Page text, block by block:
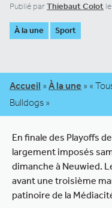
Publié parThiebaut Colot
À la une Sport
Accueil » À la une » «
Bulldogs »
En finale des Playoffs
largement imposés
dimanche à Neuwied.
avant une troisième
patinoire de la